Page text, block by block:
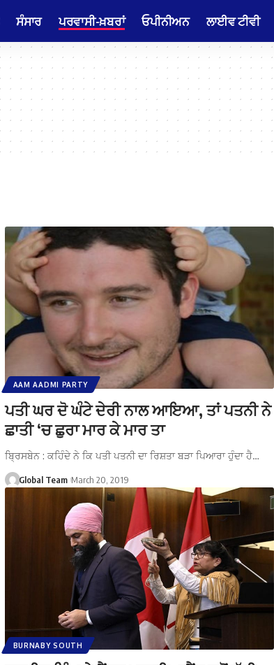
ਸੰਸਾਰ ਪਰਵਾਸੀ-ਖ਼ਬਰਾਂ ਓਪੀਨੀਅਨ ਲਾਈਵ ਟੀਵੀ
AAM AADMI PARTY
ਪਤੀ ਘਰ ਦੋ ਘੰਟੇ ਦੇਰੀ ਨਾਲ ਆਇਆ, ਤਾਂ ਪਤਨੀ ਨੇ
ਛਾਤੀ ‘ਚ ਛੁਰਾ ਮਾਰ ਕੇ ਮਾਰ ਤਾ
ਬ੍ਰਿਸਬੇਨ : ਕਹਿੰਦੇ ਨੇ ਕਿ ਪਤੀ ਪਤਨੀ ਦਾ ਰਿਸ਼ਤਾ ਬੜਾ ਪਿਆਰਾ ਹੁੰਦਾ ਹੈ…
Global Team March 20, 2019
BURNABY SOUTH